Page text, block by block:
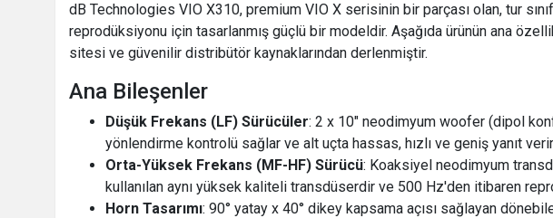
dB Technologies VIO X310, premium VIO X serisinin bir parçası olan, tur
reprodüksiyonu için tasarlanmış güçlü bir modeldir. Aşağıda ürünün ana
sitesi ve güvenilir distribütör kaynaklarından derlenmiştir.
Ana Bileşenler
Düşük Frekans (LF) Sürücüler: 2 x 10" neodimyum woofer (dipol
yönlendirme kontrolü sağlar ve alt uçta hassas, hızlı ve geniş yanıt
Orta-Yüksek Frekans (MF-HF) Sürücü: Koaksiyel neodimyum
kullanılan aynı yüksek kaliteli transdüserdir ve 500 Hz'den itibaren
Horn Tasarımı: 90° yatay x 40° dikey kapsama açısı sağlayan